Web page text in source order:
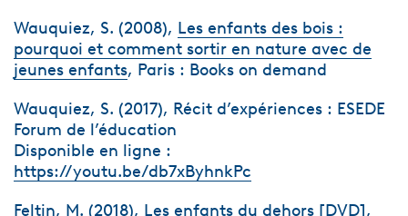
Wauquiez, S. (2008), Les enfants des bois :
pourquoi et comment sortir en nature avec de
jeunes enfants, Paris : Books on demand
Wauquiez, S. (2017), Récit d’expériences : ESEDE
Forum de l’éducation
Disponible en ligne :
https://youtu.be/db7xByhnkPc
Feltin, M. (2018), Les enfants du dehors [DVD],